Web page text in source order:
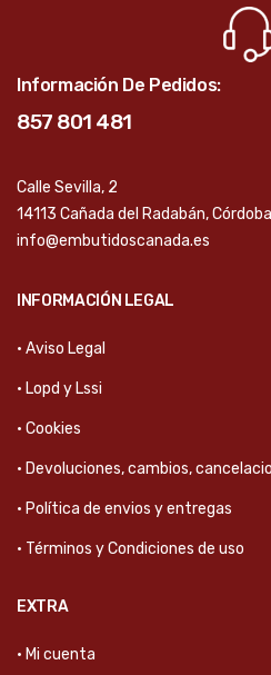
Información De Pedidos:
857 801 481
Calle Sevilla, 2
14113 Cañada del Radabán, Córdoba
info@embutidoscanada.es
INFORMACIÓN LEGAL
· Aviso Legal
· Lopd y Lssi
· Cookies
· Devoluciones, cambios,
· Política de envios y entregas
· Términos y Condiciones de uso
EXTRA
· Mi cuenta